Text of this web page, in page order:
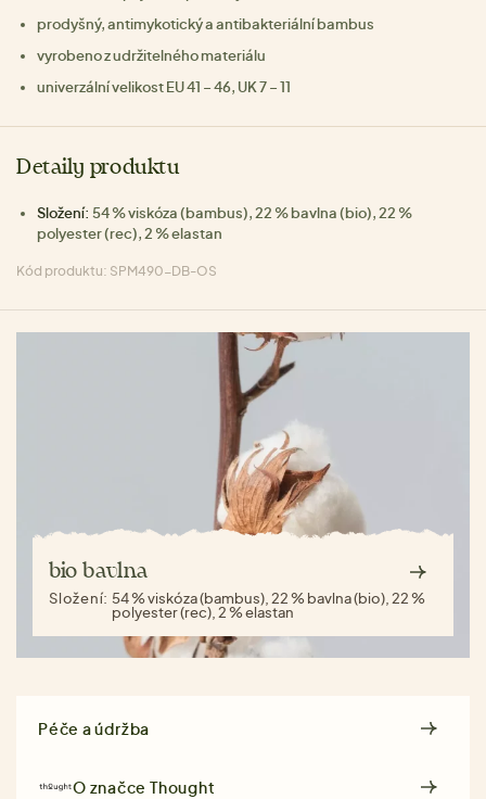
prodyšný, antimykotický a antibakteriální bambus
vyrobeno z udržitelného materiálu
univerzální velikost EU 41 – 46, UK 7 – 11
Detaily produktu
Složení: 54 % viskóza (bambus), 22 % bavlna (bio), 22 %
polyester (rec), 2 % elastan
Kód produktu: SPM490-DB-OS
bio bavlna
Složení: 54 % viskóza (bambus), 22 % bavlna (bio), 22 %
polyester (rec), 2 % elastan
Péče a údržba
O značceThought